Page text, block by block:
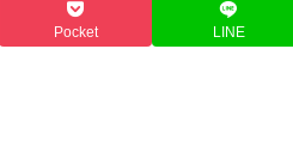
Pocket LINE